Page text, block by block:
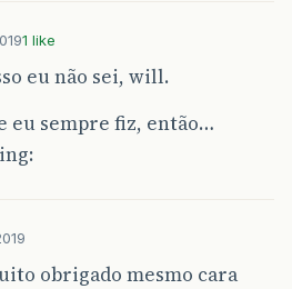
1 like
eu não sei, will.
eu sempre fiz, então…
obrigado mesmo cara